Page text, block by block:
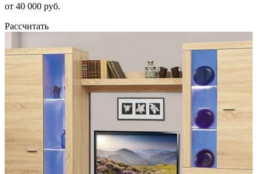
от 40 000 руб.
Рассчитать